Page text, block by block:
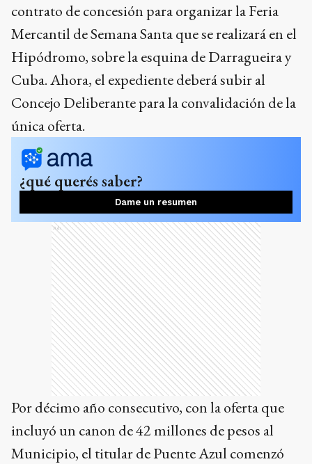
contrato de concesión para organizar la Feria
Mercantil de Semana Santa que se realizará en el
Hipódromo, sobre la esquina de Darragueira y
Cuba. Ahora, el expediente deberá subir al
Concejo Deliberante para la convalidación de la
única oferta.
¿qué querés saber?
Dame un resumen
Ads
Por décimo año consecutivo, con la oferta que
incluyó un canon de 42 millones de pesos al
Municipio, el titular de Puente Azul comenzó